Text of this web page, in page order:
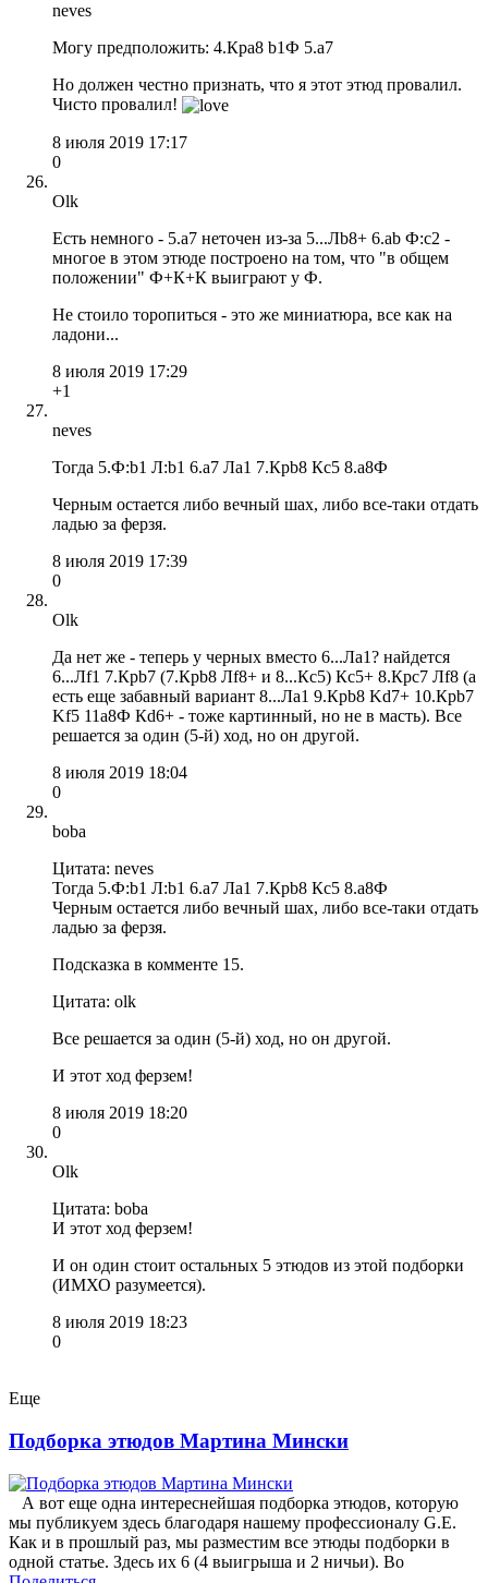
neves
Могу предположить: 4.Крa8 b1Ф 5.a7
Но должен честно признать, что я этот этюд провалил.
Чисто провалил!
8 июля 2019 17:17
0
Olk
Есть немного - 5.a7 неточен из-за 5...Лb8+ 6.ab Ф:c2 -
многое в этом этюде построено на том, что "в общем
положении" Ф+К+К выиграют у Ф.
Не стоило торопиться - это же миниатюра, все как на
ладони...
8 июля 2019 17:29
+1
neves
Тогда 5.Ф:b1 Л:b1 6.a7 Лa1 7.Крb8 Кc5 8.a8Ф
Черным остается либо вечный шах, либо все-таки отдать
ладью за ферзя.
8 июля 2019 17:39
0
Olk
Да нет же - теперь у черных вместо 6...Лa1? найдется
6...Лf1 7.Крb7 (7.Крb8 Лf8+ и 8...Кс5) Кс5+ 8.Крc7 Лf8 (а
есть еще забавный вариант 8...Лa1 9.Крb8 Kd7+ 10.Крb7
Kf5 11a8Ф Кd6+ - тоже картинный, но не в масть). Все
решается за один (5-й) ход, но он другой.
8 июля 2019 18:04
0
boba
Цитата: neves
Тогда 5.Ф:b1 Л:b1 6.a7 Лa1 7.Крb8 Кc5 8.a8Ф
Черным остается либо вечный шах, либо все-таки отдать
ладью за ферзя.
Подсказка в комменте 15.
Цитата: olk
Все решается за один (5-й) ход, но он другой.
И этот ход ферзем!
8 июля 2019 18:20
0
Olk
Цитата: boba
И этот ход ферзем!
И он один стоит остальных 5 этюдов из этой подборки
(ИМХО разумеется).
8 июля 2019 18:23
0
Еще
Подборка этюдов Мартина Мински
А вот еще одна интереснейшая подборка этюдов, которую
мы публикуем здесь благодаря нашему профессионалу G.E.
Как и в прошлый раз, мы разместим все этюды подборки в
одной статье. Здесь их 6 (4 выигрыша и 2 ничьи). Во